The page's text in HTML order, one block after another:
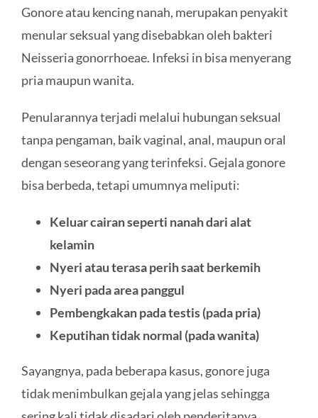
Gonore atau kencing nanah, merupakan penyakit
menular seksual yang disebabkan oleh bakteri
Neisseria gonorrhoeae. Infeksi in bisa menyerang
pria maupun wanita.
Penularannya terjadi melalui hubungan seksual
tanpa pengaman, baik vaginal, anal, maupun oral
dengan seseorang yang terinfeksi. Gejala gonore
bisa berbeda, tetapi umumnya meliputi:
Keluar cairan seperti nanah dari alat
kelamin
Nyeri atau terasa perih saat berkemih
Nyeri pada area panggul
Pembengkakan pada testis (pada pria)
Keputihan tidak normal (pada wanita)
Sayangnya, pada beberapa kasus, gonore juga
tidak menimbulkan gejala yang jelas sehingga